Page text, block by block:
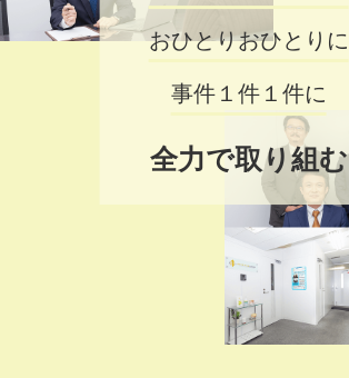
おひとりおひとりに
事件１件１件に
全力で取り組む